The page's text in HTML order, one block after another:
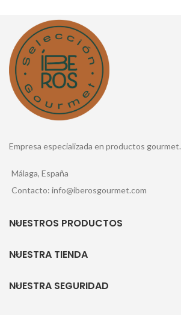
Empresa especializada en productos gourmet.
Málaga, España
Contacto: info@iberosgourmet.com
NUESTROS PRODUCTOS
NUESTRA TIENDA
NUESTRA SEGURIDAD